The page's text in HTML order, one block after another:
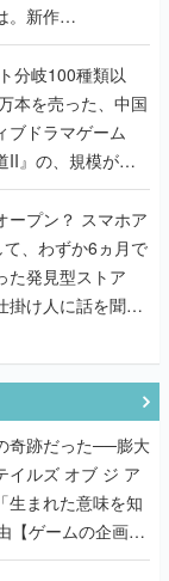
。新作
で初タッグを組
開発秘話
分岐100種類以
本を売った、中国
ブドラマゲーム
II』の、規模が違
サーに聞いた
スマホア
て、わずか6ヵ月で
た発見型ストア
掛け人に話を聞い
奇跡だった──膨大
イルズ オブ ジ ア
生まれた意味を知
【ゲームの企画